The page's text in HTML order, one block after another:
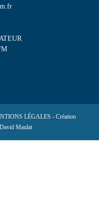
LÉGALES - Création
Maulat